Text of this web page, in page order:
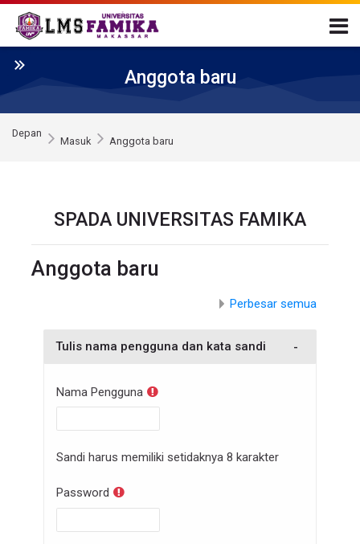
Skip to navigation
Skip to login form
Loncat ke konten utama
Skip to accessibility options
Skip to footer
Skip accessibility options
Anggota baru
Depan
Masuk Anggota baru
SPADA UNIVERSITAS FAMIKA
Anggota baru
Perbesar semua
Tulis nama pengguna dan kata sandi
Nama Pengguna
Sandi harus memiliki setidaknya 8 karakter
Password